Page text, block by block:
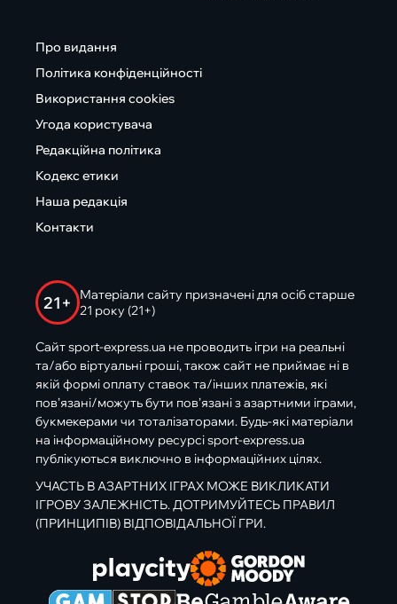
Про видання
Політика конфіденційності
Використання cookies
Угода користувача
Редакційна політика
Кодекс етики
Наша редакція
Контакти
21+
Матеріали сайту призначені для осіб старше
21 року (21+)
Сайт sport-express.ua не проводить ігри на реальні
та/або віртуальні гроші, також сайт не приймає ні в
якій формі оплату ставок та/інших платежів, які
пов’язані/можуть бути пов’язані з азартними іграми,
букмекерами чи тоталізаторами. Будь-які матеріали
на інформаційному ресурсі sport-express.ua
публікуються виключно в інформаційних цілях.
УЧАСТЬ В АЗАРТНИХ ІГРАХ МОЖЕ ВИКЛИКАТИ
ІГРОВУ ЗАЛЕЖНІСТЬ. ДОТРИМУЙТЕСЬ ПРАВИЛ
(ПРИНЦИПІВ) ВІДПОВІДАЛЬНОЇ ГРИ.